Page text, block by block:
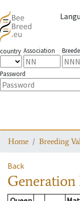
country Association
Password
Home Breeding
Back
Generation